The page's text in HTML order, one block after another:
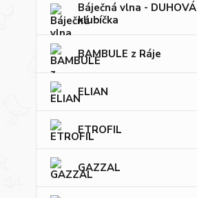
Báječná vlna - DUHOVÁ
klubíčka
BAMBULE z Ráje
ELIAN
ETROFIL
GAZZAL